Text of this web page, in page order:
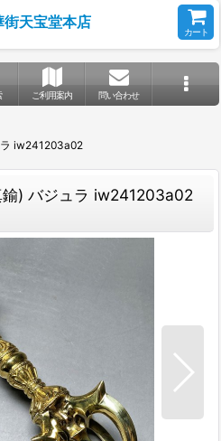
街天宝堂本店
カート
ご利用案内 問い合わせ
iw241203a02
) バジュラ iw241203a02